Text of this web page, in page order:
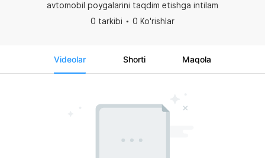
avtomobil poygalarini taqdim etishga intilam
0 tarkibi
0 Ko'rishlar
Videolar Shorti Maqola